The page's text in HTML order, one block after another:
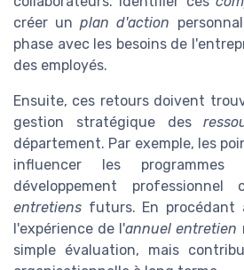
créer unplan d'action
phase avec les besoins de
des employés.
Ensuite, ces retours doivent
gestion stratégique des
département. Par exemple, les
influencer les
développement
entretiens futurs. En procédant
l'expérience de l'annuel entretien
simple évaluation, mais